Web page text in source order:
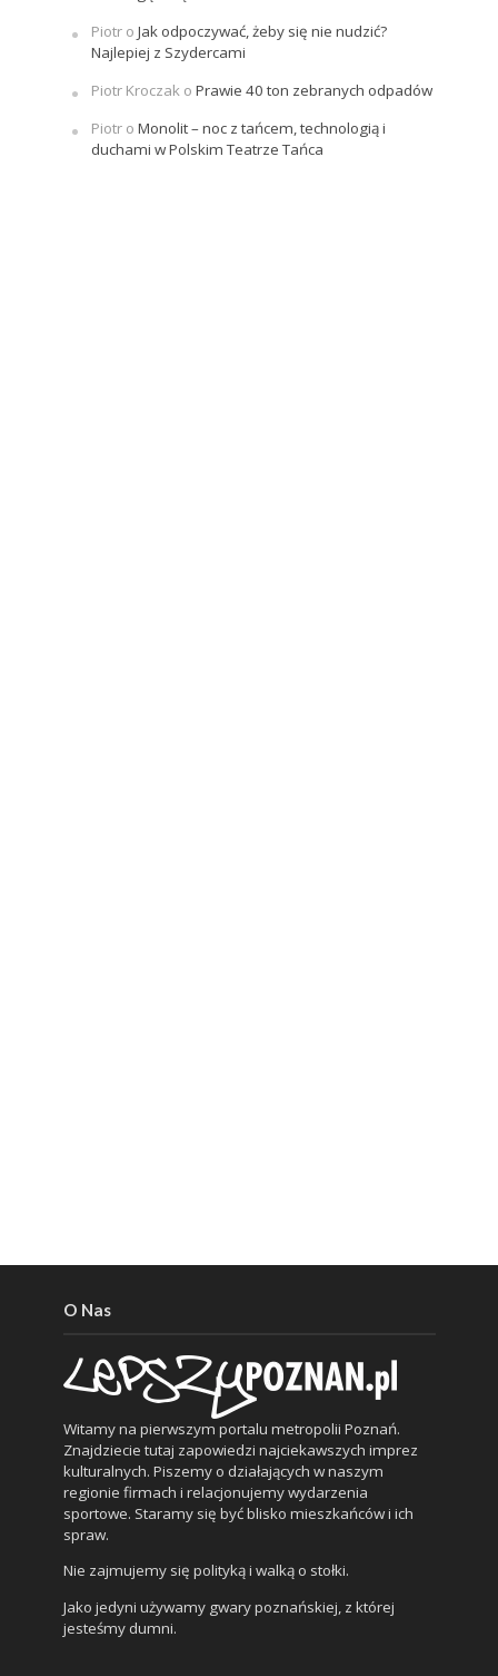
Piotro Jak odpoczywać, żeby się nie nudzić?
Najlepiej z Szydercami
Piotr Kroczako Prawie 40 ton zebranych odpadów
Piotro Monolit – noc z tańcem, technologią i
duchami w Polskim Teatrze Tańca
O Nas
Witamy na pierwszym portalu metropolii Poznań.
Znajdziecie tutaj zapowiedzi najciekawszych imprez
kulturalnych. Piszemy o działających w naszym
regionie firmach i relacjonujemy wydarzenia
sportowe. Staramy się być blisko mieszkańców i ich
spraw.
Nie zajmujemy się polityką i walką o stołki.
Jako jedyni używamy gwary poznańskiej, z której
jesteśmy dumni.